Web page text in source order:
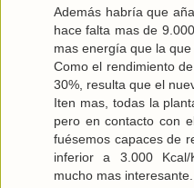
Además habría que
hace falta mas de
mas energía que la que
Como el rendimiento
30%, resulta que el
Iten mas, todas la
pero en contacto con
fuésemos capaces de
inferior a 3.000 Kcal/
mucho mas interesante.